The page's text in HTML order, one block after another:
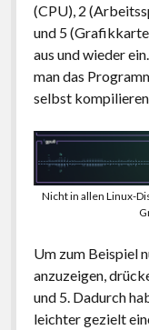
(CPU), 2
und 5
aus und wieder
man das
selbst
Nicht in allen Linux-
Um zum Beispiel
anzuzeigen,
und 5. Dadurch
leichter gezielt